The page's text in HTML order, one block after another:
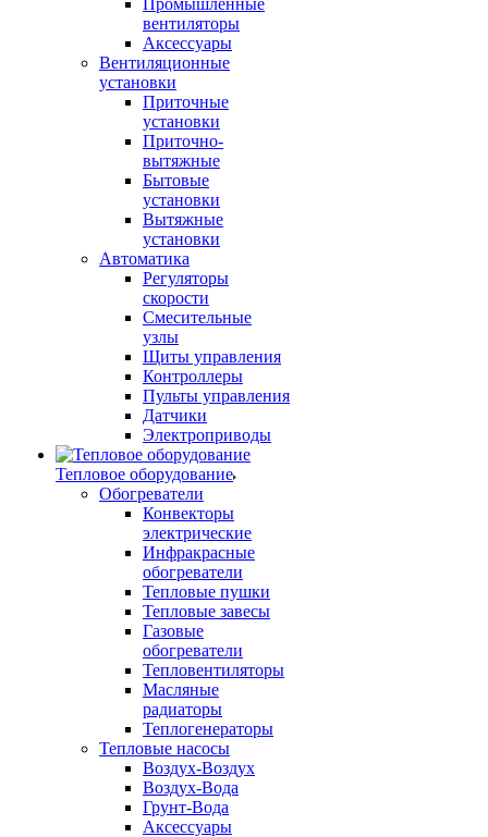
Промышленные
вентиляторы
Аксессуары
Вентиляционные
установки
Приточные
установки
Приточно-
вытяжные
Бытовые
установки
Вытяжные
установки
Автоматика
Регуляторы
скорости
Смесительные
узлы
Щиты управления
Контроллеры
Пульты управления
Датчики
Электроприводы
Тепловое оборудование
Обогреватели
Конвекторы
электрические
Инфракрасные
обогреватели
Тепловые пушки
Тепловые завесы
Газовые
обогреватели
Тепловентиляторы
Масляные
радиаторы
Теплогенераторы
Тепловые насосы
Воздух-Воздух
Воздух-Вода
Грунт-Вода
Аксессуары